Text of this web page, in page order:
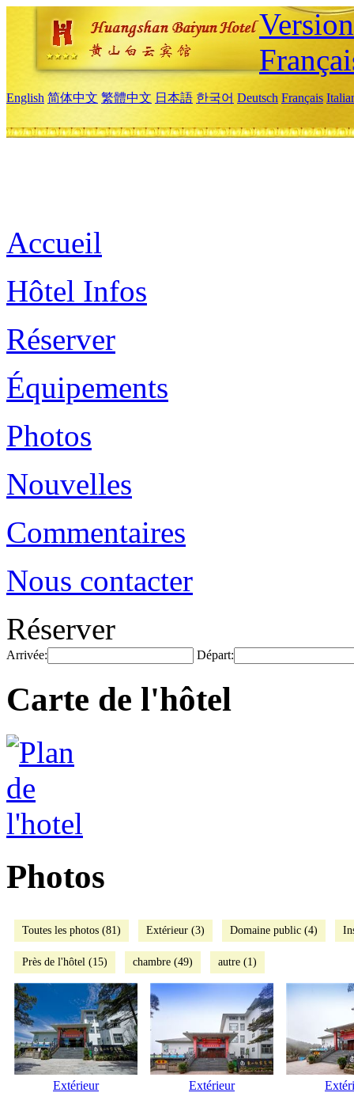
English 简体中文 繁體中文 日本語 한국어 Deutsch Français
Accueil
Hôtel Infos
Réserver
Équipements
Photos
Nouvelles
Commentaires
Nous contacter
Réserver
Arrivée: Départ:
Carte de l'hôtel
Photos
Toutes les photos (81) Extérieur (3) Domaine public (4)
Près de l'hôtel (15) chambre (49) autre (1)
Extérieur Extérieur